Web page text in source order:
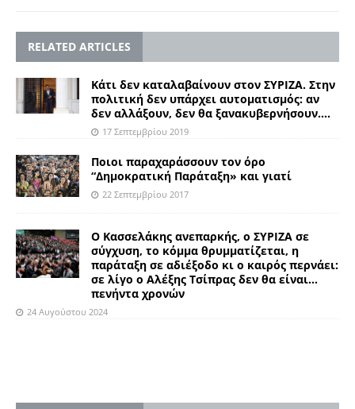
RELATED ARTICLES
Κάτι δεν καταλαβαίνουν στον ΣΥΡΙΖΑ. Στην
πολιτική δεν υπάρχει αυτοματισμός: αν
δεν αλλάξουν, δεν θα ξανακυβερνήσουν….
17 Σεπτεμβρίου 2019
Ποιοι παραχαράσσουν τον όρο
“Δημοκρατική Παράταξη» και γιατί
22 Σεπτεμβρίου 2017
Ο Κασσελάκης ανεπαρκής, ο ΣΥΡΙΖΑ σε
σύγχυση, το κόμμα θρυμματίζεται, η
παράταξη σε αδιέξοδο κι ο καιρός περνάει:
σε λίγο ο Αλέξης Τσίπρας δεν θα είναι…
πενήντα χρονών
24 Αυγούστου 2024